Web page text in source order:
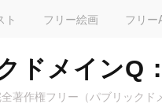
ト フリー絵画 フリー
ドメインQ
著作権フリー（パブリックド